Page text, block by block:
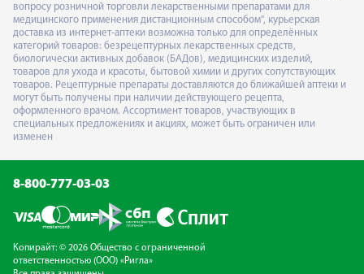
вопросу розничной торговли лекарственными препаратами для
медицинского применения дистанционным способом", курьерская
доставка из интернет-аптеки возможна только для определённых
категорий товаров: безрецептурных лекарственных средств,
биологически активных добавок (БАДов), медицинских изделий,
товаров для ухода и красоты, бытовой химии и других сопутствующих
товаров. Рецептурные препараты доставляются до ближайшей аптеки и
могут быть получены при наличии действующего рецепта,
оформленного врачом. Ассортимент товаров, участвующих в
специальных предложениях и акциях, может быть ограничен или
изменен
8-800-777-03-03
Копирайт: © 2026 Общество с ограниченной
ответственностью (ООО) «Ригла»